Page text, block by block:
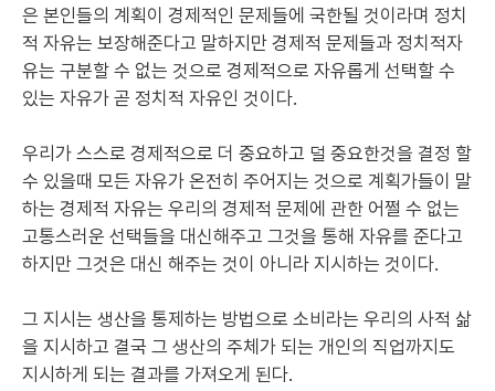
은 본인들의 계획이 경제적인 문제들에 국한될 것이라며 정치
적 자유는 보장해준다고 말하지만 경제적 문제들과 정치적자
유는 구분할 수 없는 것으로 경제적으로 자유롭게 선택할 수
있는 자유가 곧 정치적 자유인 것이다.
우리가 스스로 경제적으로 더 중요하고 덜 중요한것을 결정 할
수 있을때 모든 자유가 온전히 주어지는 것으로 계획가들이 말
하는 경제적 자유는 우리의 경제적 문제에 관한 어쩔 수 없는
고통스러운 선택들을 대신해주고 그것을 통해 자유를 준다고
하지만 그것은 대신 해주는 것이 아니라 지시하는 것이다.
그 지시는 생산을 통제하는 방법으로 소비라는 우리의 사적 삶
을 지시하고 결국 그 생산의 주체가 되는 개인의 직업까지도
지시하게 되는 결과를 가져오게 된다.